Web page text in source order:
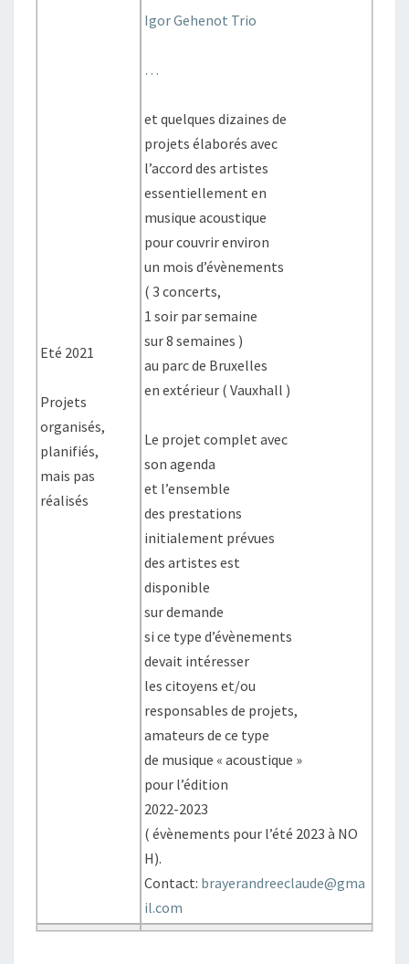
Eté 2021
Projets
organisés,
planifiés,
mais pas
réalisés
Igor Gehenot Trio
…
et quelques dizaines de
projets élaborés avec
l’accord des artistes
essentiellement en
musique acoustique
pour couvrir environ
un mois d’évènements
( 3 concerts,
1 soir par semaine
sur 8 semaines )
au parc de Bruxelles
en extérieur ( Vauxhall )
Le projet complet avec
son agenda
et l’ensemble
des prestations
initialement prévues
des artistes est
disponible
sur demande
si ce type d’évènements
devait intéresser
les citoyens et/ou
responsables de projets,
amateurs de ce type
de musique « acoustique »
pour l’édition
2022-2023
( évènements pour l’été 2023 à NO
H).
Contact: brayerandreeclaude@gma
il.com